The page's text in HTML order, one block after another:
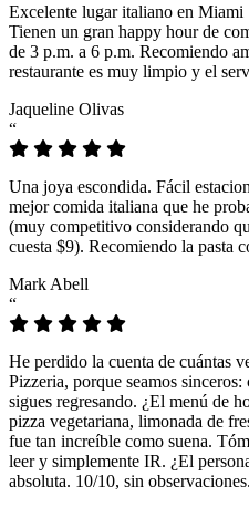
Excelente lugar italiano en
Tienen un gran happy hour de
de 3 p.m. a 6 p.m. Recomiendo
restaurante es muy limpio y el
Jaqueline Olivas
“
Una joya escondida. Fácil
mejor comida italiana que he
(muy competitivo considerando
cuesta $9). Recomiendo la pasta
Mark Abell
“
He perdido la cuenta de cuántas
Pizzeria, porque seamos
sigues regresando. ¿El menú de
pizza vegetariana, limonada de
fue tan increíble como suena.
leer y simplemente IR. ¿El
absoluta. 10/10, sin observaciones.